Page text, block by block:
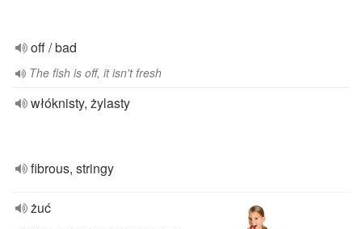
off / bad
The fish is off, it isn't fresh
włóknisty, żylasty
fibrous, stringy
żuć